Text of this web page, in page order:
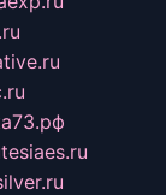
tesiaes.ru